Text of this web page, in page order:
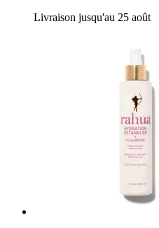
Livraison jusqu'au 25 août